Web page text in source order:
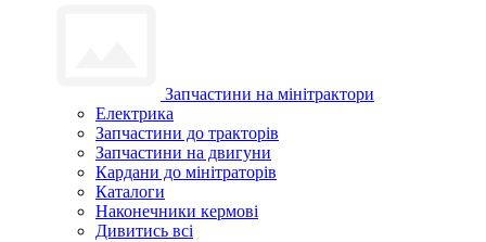
Запчастини на мінітрактори
Електрика
Запчастини до тракторів
Запчастини на двигуни
Кардани до мінітраторів
Каталоги
Наконечники кермові
Дивитись всі